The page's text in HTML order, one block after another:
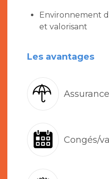
Environnement
et valorisant
Les avantages
Congés/